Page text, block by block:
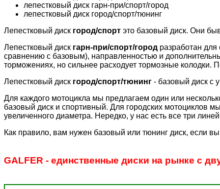
лепестковый диск гарн-при/спорт/город
лепестковый диск город/спорт/тюнинг
Лепестковый диск город/спорт это базовый диск. Они
Лепестковый диск гарн-при/спорт/город разработан
сравнению с базовым), направленностью и
торможениях, но сильнее расходует тормозные колодки.
Лепестковый диск город/спорт/тюнинг - базовый диск с
Для каждого мотоцикла мы предлагаем один или
базовый диск и спортивный. Для городских мотоциклов
увеличенного диаметра. Нередко, у нас есть все три
Как правило, вам нужен базовый или тюнинг диск, если
GALFER - единственные диски на рынке с